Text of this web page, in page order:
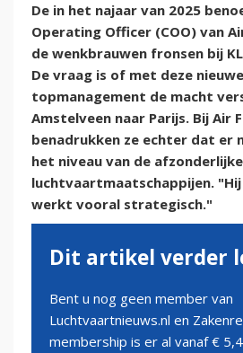
De in het najaar van 2025
Operating Officer (COO) van
de wenkbrauwen fronsen bij
De vraag is of met deze
topmanagement de macht
Amstelveen naar Parijs. Bij Air
benadrukken ze echter dat er
het niveau van de afzonderlijke
luchtvaartmaatschappijen. "Hij
werkt vooral strategisch."
Dit artikel verder
Bent u nog geen member van
Luchtvaartnieuws.nl en
membership is er al vanaf €